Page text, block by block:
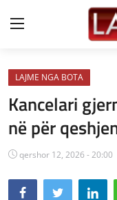
Shtëpi
LAJME MAQEDONI
SHQIPERI
KOSOVA
LAJME NGA BOTA
Kancelari
në për
qershor 12, 2026 - 20:00